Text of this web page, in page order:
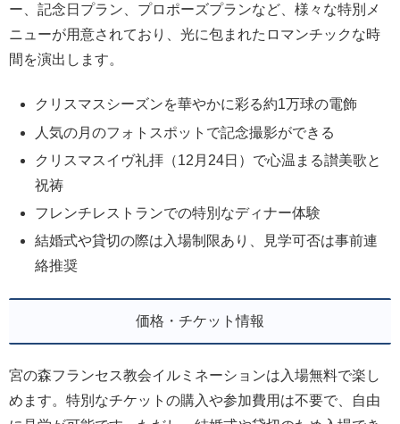
ー、記念日プラン、プロポーズプランなど、様々な特別メ
ニューが用意されており、光に包まれたロマンチックな時
間を演出します。
クリスマスシーズンを華やかに彩る約1万球の電飾
人気の月のフォトスポットで記念撮影ができる
クリスマスイヴ礼拝（12月24日）で心温まる讃美歌と
祝祷
フレンチレストランでの特別なディナー体験
結婚式や貸切の際は入場制限あり、見学可否は事前連
絡推奨
価格・チケット情報
宮の森フランセス教会イルミネーションは入場無料で楽し
めます。特別なチケットの購入や参加費用は不要で、自由